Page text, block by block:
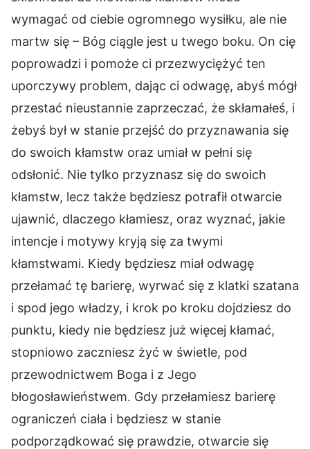
wymagać od ciebie ogromnego wysiłku, ale nie
martw się – Bóg ciągle jest u twego boku. On cię
poprowadzi i pomoże ci przezwyciężyć ten
uporczywy problem, dając ci odwagę, abyś mógł
przestać nieustannie zaprzeczać, że skłamałeś, i
żebyś był w stanie przejść do przyznawania się
do swoich kłamstw oraz umiał w pełni się
odsłonić. Nie tylko przyznasz się do swoich
kłamstw, lecz także będziesz potrafił otwarcie
ujawnić, dlaczego kłamiesz, oraz wyznać, jakie
intencje i motywy kryją się za twymi
kłamstwami. Kiedy będziesz miał odwagę
przełamać tę barierę, wyrwać się z klatki szatana
i spod jego władzy, i krok po kroku dojdziesz do
punktu, kiedy nie będziesz już więcej kłamać,
stopniowo zaczniesz żyć w świetle, pod
przewodnictwem Boga i z Jego
błogosławieństwem. Gdy przełamiesz barierę
ograniczeń ciała i będziesz w stanie
podporządkować się prawdzie, otwarcie się